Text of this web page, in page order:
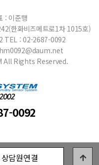
: 이준행
한화비즈메트로1차 1015호)
TEL : 02-2687-0092
All Rights Reserved.
0092
상담원연결